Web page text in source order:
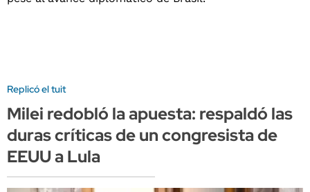
Replicó el tuit
Milei redobló la apuesta: respaldó las
duras críticas de un congresista de
EEUU a Lula